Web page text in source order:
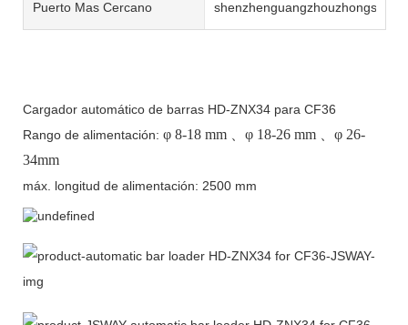
Puerto Mas Cercano shenzhenguangzhouzhongshan
Cargador automático de barras HD-ZNX34 para CF36
Rango de alimentación: φ 8-18 mm 、φ 18-26 mm 、φ 26-
34mm
máx. longitud de alimentación: 2500 mm